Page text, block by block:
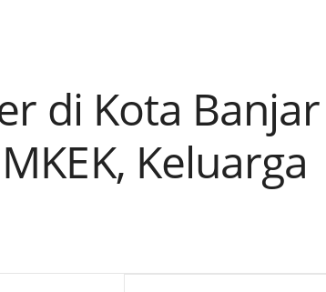
di Kota Banjar
Keluarga